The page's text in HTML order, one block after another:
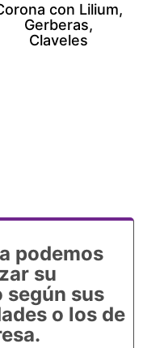
con Lilium,
Gerberas,
Claveles
podemos
su
según sus
o los de